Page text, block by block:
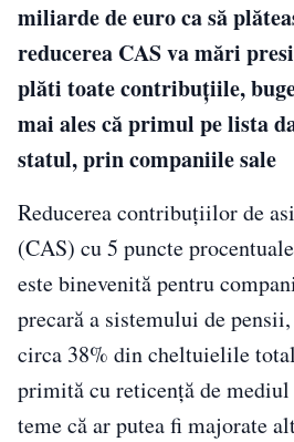
miliarde de euro ca să
reducerea CAS va mări
plăti toate contribuţiile,
mai ales că primul pe lista
statul, prin companiile sale
Reducerea contribuţiilor de
(CAS) cu 5 puncte
este binevenită pentru
precară a sistemului de
circa 38% din cheltuielile
primită cu reticenţă de mediul
teme că ar putea fi majorate